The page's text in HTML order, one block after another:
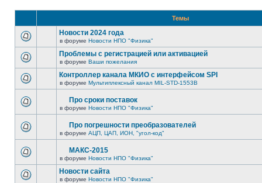
Темы
Новости 2024 года
в форуме Новости НПО "Физика"
Проблемы с регистрацией или активацией
в форуме Ваши пожелания
Контроллер канала МКИО с интерфейсом SPI
в форуме Мультиплексный канал MIL-STD-1553B
Про сроки поставок
в форуме Новости НПО "Физика"
Про погрешности преобразователей
в форуме АЦП, ЦАП, ИОН, "угол-код"
МАКС-2015
в форуме Новости НПО "Физика"
Новости сайта
в форуме Новости НПО "Физика"